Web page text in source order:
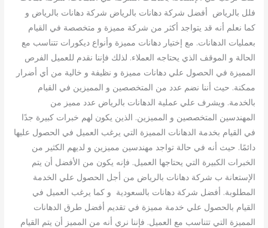
فلل بالرياض أفضل شركة دهانات بالرياض شركة دهانات بالرياض و
كما نعلم أنه قد يتواجد أكثر من شركة مميزة و متخصصة في القيام
بعمليات الدهانات. مع إختيار دهانات مميزة وأنواع ديكورات تتناسب مع
الحالة و الموقف الذي يحتاجه العملاء. لذلك فإننا نقدم للعميل الفرص
المميزة في الحصول علي دهانات مميزة و نظيفة و خالية من أي أضرار
ممكنة. حيث أننا نضم عدد من المتخصصين و المميزين في القيام
بالخدمة. ويشرف علي عملية الدهانات بالرياض عدد مميز من
المهندسين المتخصصين و المميزين. الذين يكون لهم خبرات كبيرة جدًا
في القيام بخدمة الدهانات المميزة التي يرغب العميل في الحصول عليها
دائمًا. حيث أنه في حالة تواجد مهندسين مميزين و لديهم الكثير من
الخبرات الكبيرة التي يحتاجها العميل. فإنه يكون من الأفضل أن يتم
الإستعانة ب شركة دهانات بالرياض من أجل الحصول علي الخدمة
المطلوبة. أفضل شركة دهانات بالسعودية و كما يرغب العميل في
القيام بالحصول علي خدمة مميزة في تقديم أفضل طرق الدهانات
المميزة التي تتناسب مع العميل. فإننا نري أنه من المميز أن يتم القيام